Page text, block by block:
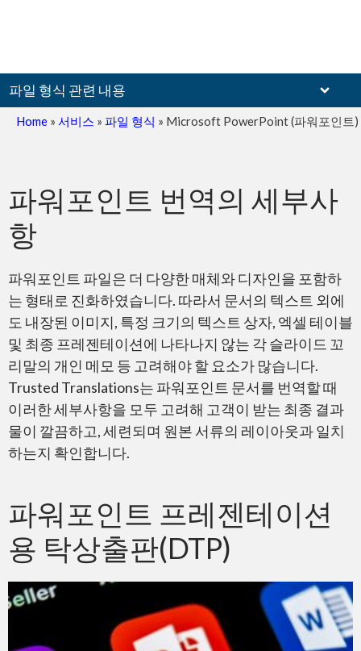
파일 형식 관련 내용
PDF – Adobe Reader
Adobe InDesign
Adobe Premiere
Home » 서비스 » 파일 형식 » Microsoft PowerPoint (파워포인트)
파워포인트 번역의 세부사
항
파워포인트 파일은 더 다양한 매체와 디자인을 포함하
는 형태로 진화하였습니다. 따라서 문서의 텍스트 외에
도 내장된 이미지, 특정 크기의 텍스트 상자, 엑셀 테이블
및 최종 프레젠테이션에 나타나지 않는 각 슬라이드 꼬
리말의 개인 메모 등 고려해야 할 요소가 많습니다.
Trusted Translations는 파워포인트 문서를 번역할 때
이러한 세부사항을 모두 고려해 고객이 받는 최종 결과
물이 깔끔하고, 세련되며 원본 서류의 레이아웃과 일치
하는지 확인합니다.
파워포인트 프레젠테이션
용 탁상출판(DTP)